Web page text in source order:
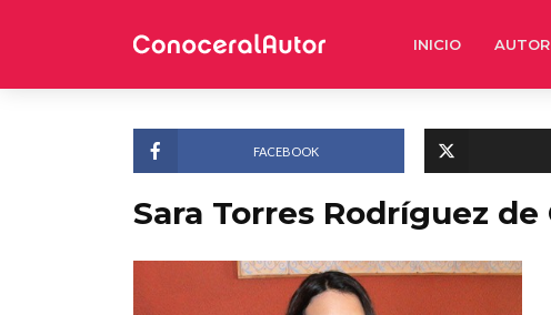
INICIO
FACEBOOK
Sara Torres Rodríguez de